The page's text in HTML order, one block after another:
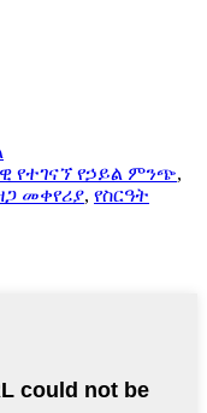
የተገናኘ የኃይል ምንጭ,
መቀየሪያ, የስርዓት